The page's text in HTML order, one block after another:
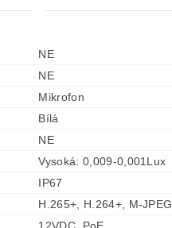
NE
NE
Mikrofon
Bílá
NE
Vysoká: 0,009-0,001Lux
IP67
H.265+, H.264+, M-JPEG